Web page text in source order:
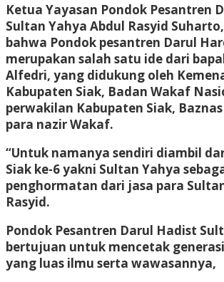
Ketua Yayasan Pondok Pesantren
Sultan Yahya Abdul Rasyid
bahwa Pondok pesantren Darul
merupakan salah satu ide dari
Alfedri, yang didukung oleh
Kabupaten Siak, Badan Wakaf
perwakilan Kabupaten Siak,
para nazir Wakaf.
“Untuk namanya sendiri diambil
Siak ke-6 yakni Sultan Yahya
penghormatan dari jasa para
Rasyid.
Pondok Pesantren Darul Hadist
bertujuan untuk mencetak
yang luas ilmu serta wawasannya,